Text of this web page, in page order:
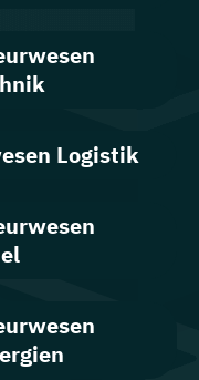
Logistik